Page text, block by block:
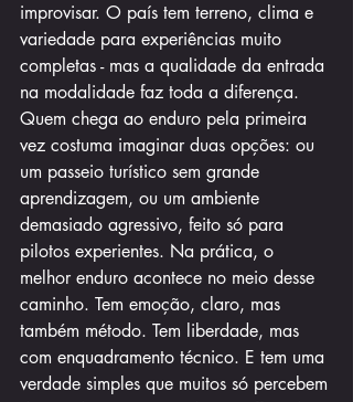
improvisar. O país tem terreno, clima e
variedade para experiências muito
completas - mas a qualidade da entrada
na modalidade faz toda a diferença.
Quem chega ao enduro pela primeira
vez costuma imaginar duas opções: ou
um passeio turístico sem grande
aprendizagem, ou um ambiente
demasiado agressivo, feito só para
pilotos experientes. Na prática, o
melhor enduro acontece no meio desse
caminho. Tem emoção, claro, mas
também método. Tem liberdade, mas
com enquadramento técnico. E tem uma
verdade simples que muitos só percebem